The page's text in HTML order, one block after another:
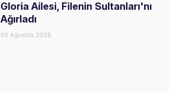
Gloria Ailesi, Filenin Sultanları'nı
Ağırladı
05 Ağustos 2026